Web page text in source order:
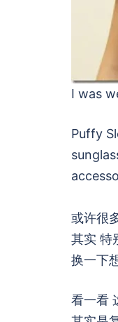
I was
Puffy
或许很
其实 特
换一下
看一看